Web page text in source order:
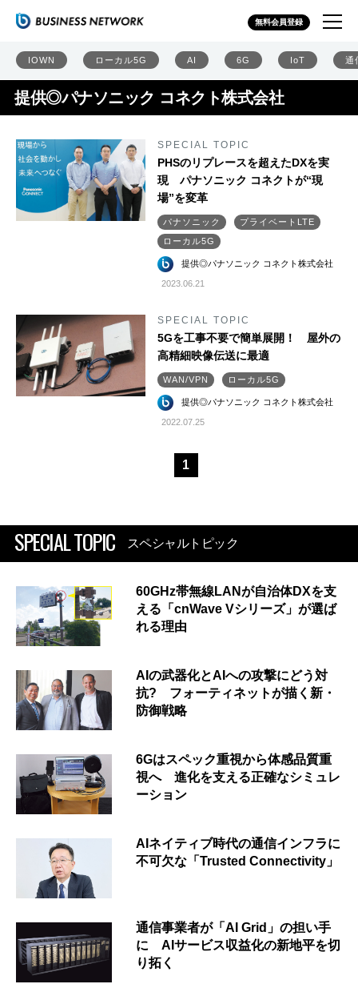
無料会員登録
IOWN ローカル5G AI 6G IoT 通
提供◎パナソニック コネクト株式会社
SPECIAL TOPIC
PHSのリプレースを超えたDXを実
現 パナソニック コネクトが“現
場”を変革
パナソニック
プライベートLTE
ローカル5G
提供◎パナソニック コネクト株式会社
2023.06.21
SPECIAL TOPIC
5Gを工事不要で簡単展開！ 屋外の
高精細映像伝送に最適
WAN/VPN ローカル5G
提供◎パナソニック コネクト株式会社
2022.07.25
1
SPECIAL TOPIC スペシャルトピック
60GHz帯無線LANが自治体DXを支
える「cnWave Vシリーズ」が選ば
れる理由
AIの武器化とAIへの攻撃にどう対
抗? フォーティネットが描く新・
防御戦略
6Gはスペック重視から体感品質重
視へ 進化を支える正確なシミュレ
ーション
AIネイティブ時代の通信インフラに
不可欠な「Trusted Connectivity」
通信事業者が「AI Grid」の担い手
に AIサービス収益化の新地平を切
り拓く